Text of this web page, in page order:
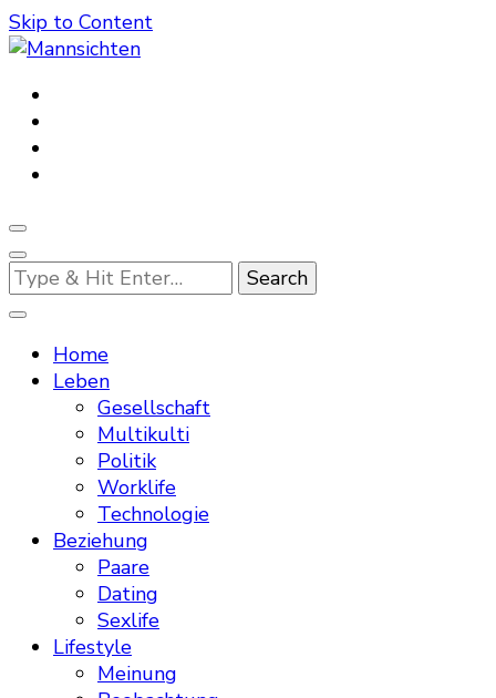
Skip to Content
Mannsichten
Was Männer wollen. Was Männer denken.
Looking
for
Something?
Home
Leben
Gesellschaft
Multikulti
Politik
Worklife
Technologie
Beziehung
Paare
Dating
Sexlife
Lifestyle
Meinung